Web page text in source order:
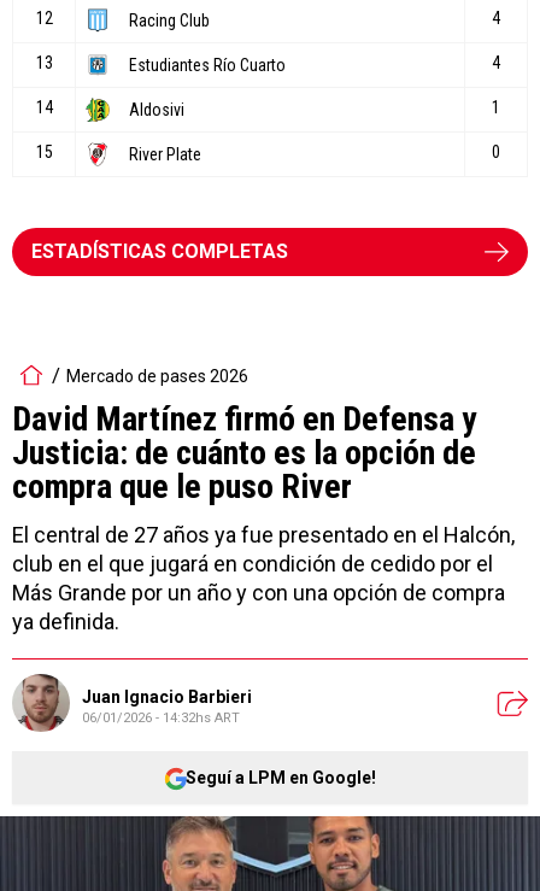
ESTADÍSTICAS COMPLETAS
Mercado de pases 2026
David Martínez firmó en Defensa y
Justicia: de cuánto es la opción de
compra que le puso River
El central de 27 años ya fue presentado en el Halcón,
club en el que jugará en condición de cedido por el
Más Grande por un año y con una opción de compra
ya definida.
Juan Ignacio Barbieri
06/01/2026 - 14:32hs ART
Seguí a LPM en Google!